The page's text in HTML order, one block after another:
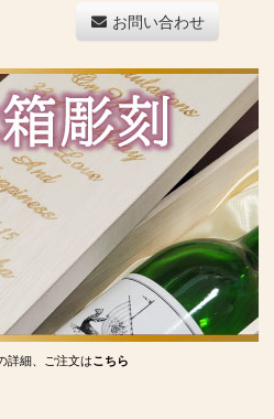
お問い合わせ
詳細、ご注文はこちら